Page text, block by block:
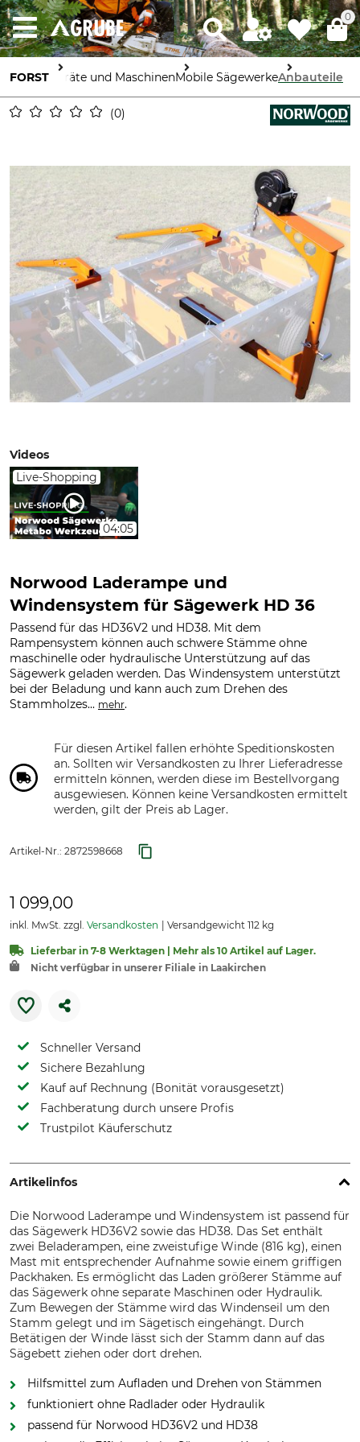
0
FORST Geräte und MaschinenMobile SägewerkeAnbauteile
0
Videos
Live-Shopping
04:05
Norwood Laderampe und
Windensystem für Sägewerk HD 36
Passend für das HD36V2 und HD38. Mit dem
Rampensystem können auch schwere Stämme ohne
maschinelle oder hydraulische Unterstützung auf das
Sägewerk geladen werden. Das Windensystem unterstützt
bei der Beladung und kann auch zum Drehen des
Stammholzes... mehr.
Für diesen Artikel fallen erhöhte Speditionskosten
an. Sollten wir Versandkosten zu Ihrer Lieferadresse
ermitteln können, werden diese im Bestellvorgang
ausgewiesen. Können keine Versandkosten ermittelt
werden, gilt der Preis ab Lager.
Artikel-Nr.: 2872598668
1 099,00
inkl. MwSt. zzgl. Versandkosten Versandgewicht 112 kg
Lieferbar in 7-8 Werktagen | Mehr als 10 Artikel auf Lager.
Nicht verfügbar in unserer Filiale in Laakirchen
Schneller Versand
Sichere Bezahlung
Kauf auf Rechnung (Bonität vorausgesetzt)
Fachberatung durch unsere Profis
Trustpilot Käuferschutz
Artikelinfos
Die Norwood Laderampe und Windensystem ist passend für
das Sägewerk HD36V2 sowie das HD38. Das Set enthält
zwei Beladerampen, eine zweistufige Winde (816 kg), einen
Mast mit entsprechender Aufnahme sowie einem griffigen
Packhaken. Es ermöglicht das Laden größerer Stämme auf
das Sägewerk ohne separate Maschinen oder Hydraulik.
Zum Bewegen der Stämme wird das Windenseil um den
Stamm gelegt und im Sägetisch eingehängt. Durch
Betätigen der Winde lässt sich der Stamm dann auf das
Sägebett ziehen oder dort drehen.
Hilfsmittel zum Aufladen und Drehen von Stämmen
funktioniert ohne Radlader oder Hydraulik
passend für Norwood HD36V2 und HD38